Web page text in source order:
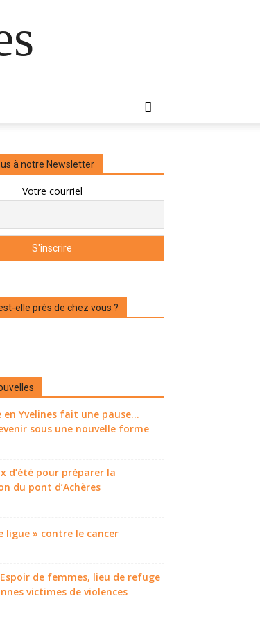
à notre Newsletter
Votre courriel
elle près de chez vous ?
en Yvelines fait une pause...
sous une nouvelle forme
d’été pour préparer la
du pont d’Achères
ligue » contre le cancer
de femmes, lieu de refuge
victimes de violences